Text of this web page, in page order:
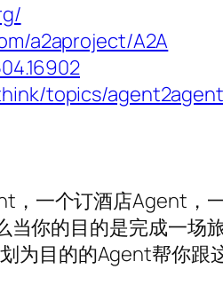
a2aproject/A2A
topics/
，一个订酒店Agent，
你的目的是完成一场
为目的的Agent帮你